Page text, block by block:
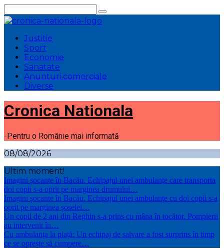
la
conținut
Justitie
Sport
Economie
Sanatate
Anunturi comerciale
Diverse
Cronica Nationala
-Pentru o Românie mai informată
08/08/2026
Ultim moment!
Imagini șocante în Bacău. Echipajul unei ambulanțe care transporta
doi copii s-a oprit pe marginea drumului…
Imagini șocante în Bacău. Echipajul unei ambulanțe cu doi copii s-a
oprit pe marginea șoselei…
Un copil de 2 ani din Reghin s-a prins cu mâna în tocător. Pompierii
au intervenit în…
Cu ambulanța la piață: Un echipaj de salvare a fost surprins în timp
ce se oprește să cumpere…